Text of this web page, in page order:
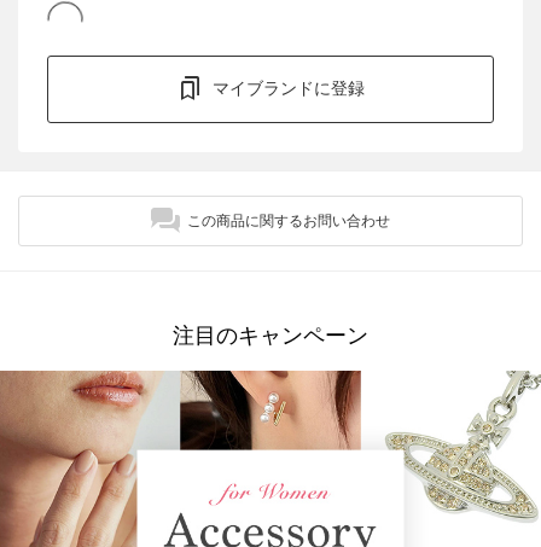
マイブランドに登録
この商品に関するお問い合わせ
注目のキャンペーン